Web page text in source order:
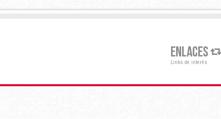
ENLACES
Links de interés